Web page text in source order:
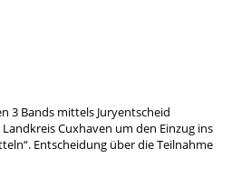
3 Bands mittels Juryentscheid
Cuxhaven um den Einzug ins
Entscheidung über die Teilnahme